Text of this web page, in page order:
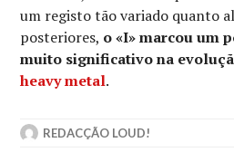
um registo tão variado quanto
posteriores, o «I» marcou um
muito significativo na
heavy metal.
REDACÇÃO LOUD!